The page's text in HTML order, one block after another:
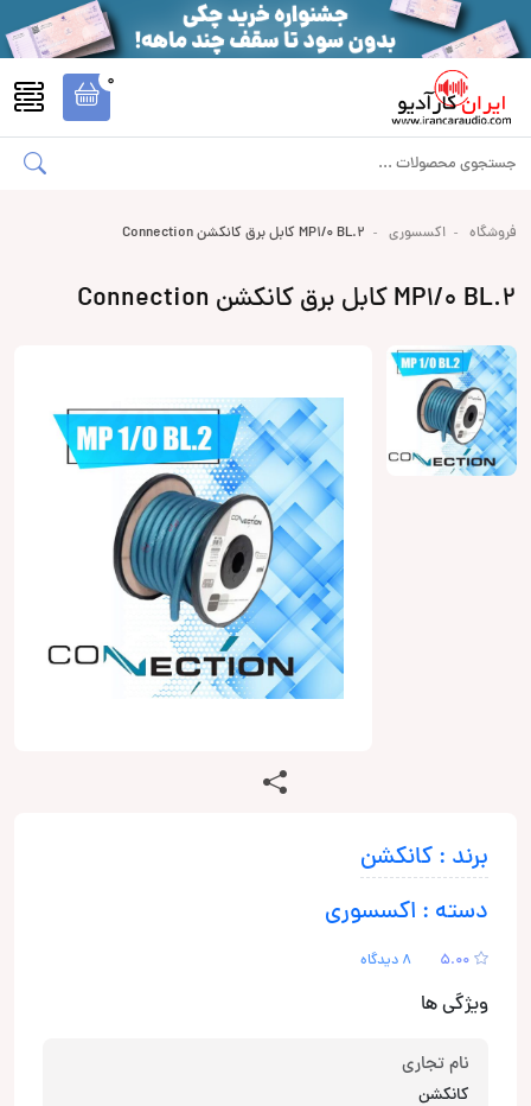
0
فروشگاه اکسسوری MP1/0 BL.2 کابل برق کانکشن Connection
MP1/0 BL.2 کابل برق کانکشن Connection
برند : کانکشن
دسته : اکسسوری
5.00 8 دیدگاه
ویژگی ها
نام تجاری
کانکشن